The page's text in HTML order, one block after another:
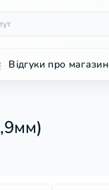
Відгуки про магазин